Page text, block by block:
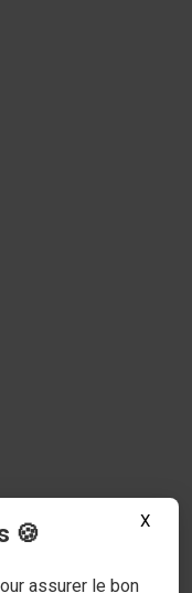
X
🍪
assurer le bon